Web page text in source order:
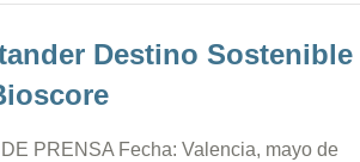
Destino Sostenible
DE PRENSA Fecha: Valencia, mayo de